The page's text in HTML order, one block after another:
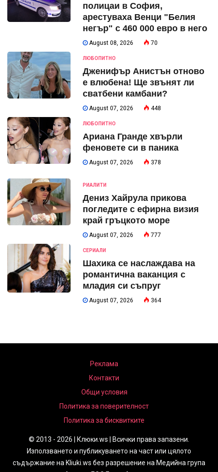
полицаи в София,
арестуваха Венци "Белия
негър" с 460 000 евро в него
August 08, 2026 70
ЛЮБОПИТНО
Дженифър Анистън отново
е влюбена! Ще звънят ли
сватбени камбани?
August 07, 2026 448
ЛЮБОПИТНО
Ариана Гранде хвърли
феновете си в паника
August 07, 2026 378
РИАЛИТИ
Дениз Хайрула прикова
погледите с ефирна визия
край гръцкото море
August 07, 2026 777
СЕРИАЛИ
Шахика се наслаждава на
романтична ваканция с
младия си съпруг
August 07, 2026 364
Реклама
Контакти
Общи условия
Политика за поверителност
Политика за бисквитките
© 2013 - 2026 | Клюки.ws | Всички права запазени.
Използването и публикуването на част или цялото
съдържание на Kliuki.ws без разрешение на Медийна група